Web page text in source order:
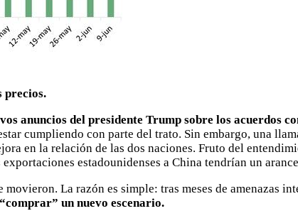
precios.
anuncios del presidente Trump sobre los acuerdos
cumpliendo con parte del trato. Sin embargo, una
en la relación de las dos naciones. Fruto del
estadounidenses a China tendrían un
La razón es simple: tras meses de amenazas
un nuevo escenario.